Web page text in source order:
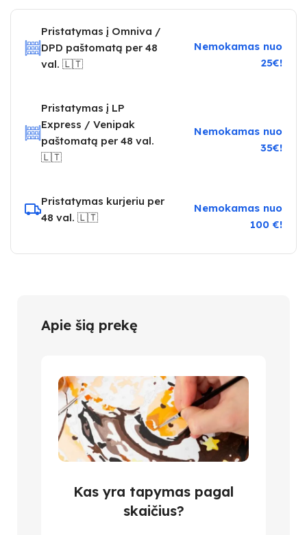
Pristatymas į Omniva /
DPD paštomatą per 48
val. 🇱🇹
Nemokamas nuo
25€!
Pristatymas į LP
Express / Venipak
paštomatą per 48 val.
🇱🇹
Nemokamas nuo
35€!
Pristatymas kurjeriu per
48 val. 🇱🇹
Nemokamas nuo
100 €!
Apie šią prekę
Kas yra tapymas pagal
skaičius?